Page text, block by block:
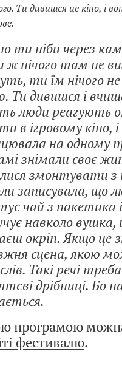
Ти дивишся це кіно, і
ти ніби через
ж нічого там не
ти їм нічого не
Ти дивишся і
люди реагують
в ігровому кіно,
на одному
знімали своє
змонтувати з
записувала, що
чай з пакетика
навколо вушка,
окріп. Якщо це
сцена, якою
Такі речі
дрібниці. Бо
програмою
фестивалю.